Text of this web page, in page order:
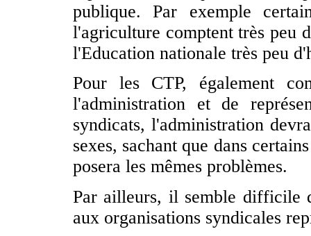
publique. Par exemple
l'agriculture comptent très peu
l'Education nationale très peu
Pour les CTP, également
l'administration et de
syndicats, l'administration
sexes, sachant que dans
posera les mêmes problèmes.
Par ailleurs, il semble difficile
aux organisations syndicales